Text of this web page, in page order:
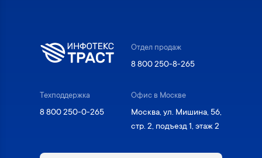
Отдел продаж
8 800 250-8-265
Техподдержка
8 800 250-0-265
Офис в Москве
Москва, ул. Мишина, 56,
стр. 2, подъезд 1, этаж 2